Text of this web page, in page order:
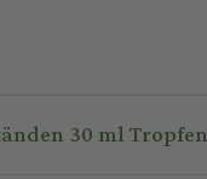
30 ml Tropfen